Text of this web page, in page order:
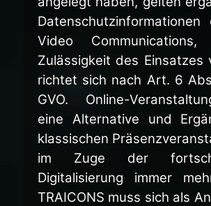
Video
Zulässigkeit des Einsatzes
richtet sich nach Art. 6
GVO. Online-
eine Alternative und
klassischen
im Zuge der
Digitalisierung immer
TRAICONS muss sich als